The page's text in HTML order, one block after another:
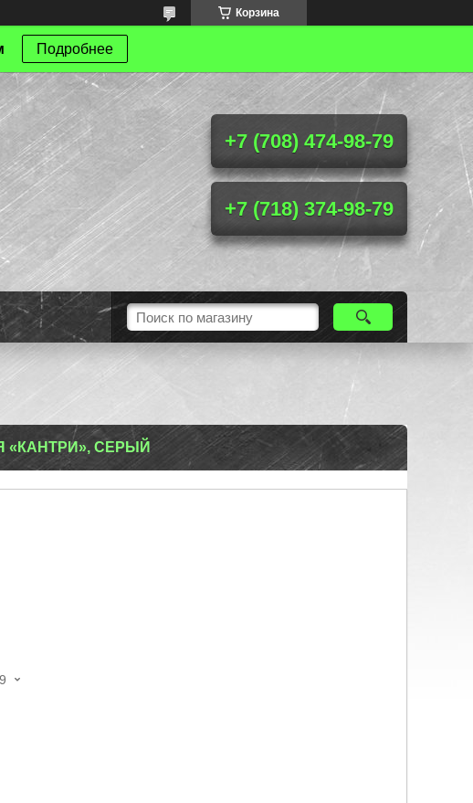
Корзина
Подробнее
+7 (708) 474-98-79
+7 (718) 374-98-79
«КАНТРИ», СЕРЫЙ